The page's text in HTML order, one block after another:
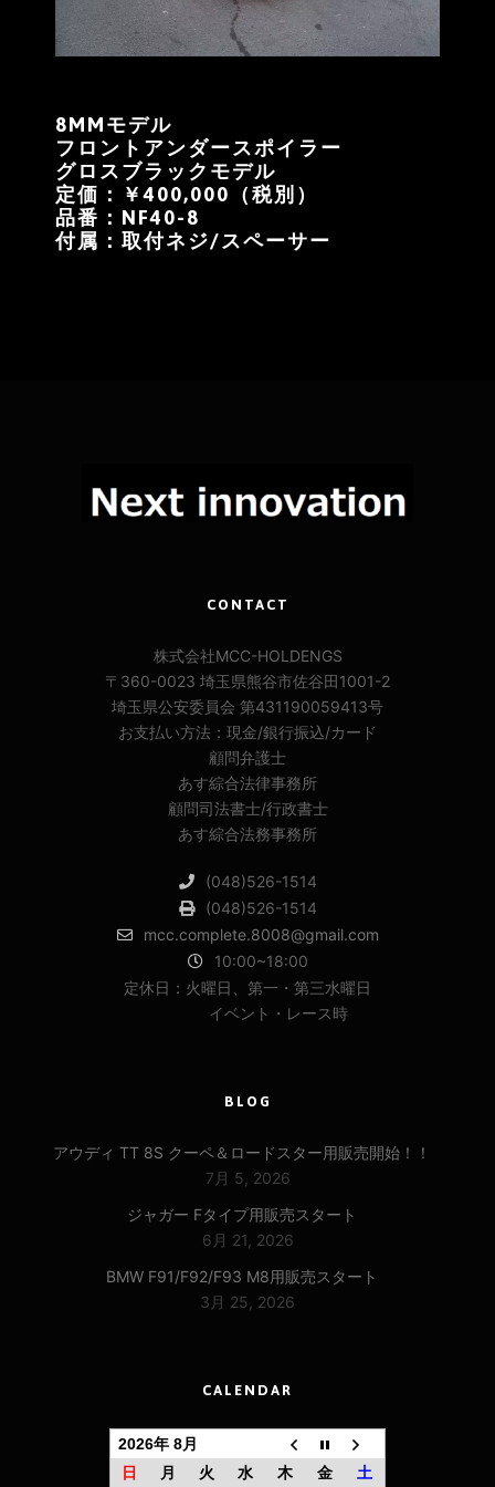
8MMモデル
フロントアンダースポイラー
グロスブラックモデル
定価：￥400,000（税別）
品番：NF40-8
付属：取付ネジ/スペーサー
CONTACT
株式会社MCC-HOLDENGS
〒360-0023 埼玉県熊谷市佐谷田1001-2
埼玉県公安委員会 第431190059413号
お支払い方法：現金/銀行振込/カード
顧問弁護士
あす綜合法律事務所
顧問司法書士/行政書士
あす綜合法務事務所
(048)526-1514
(048)526-1514
mcc.complete.8008@gmail.com
10:00~18:00
定休日：火曜日、第一・第三水曜日
イベント・レース時
BLOG
アウディ TT 8S クーペ＆ロードスター用販売開始！！
7月 5, 2026
ジャガー Fタイプ用販売スタート
6月 21, 2026
BMW F91/F92/F93 M8用販売スタート
3月 25, 2026
CALENDAR
2026年 8月
日
月 火 水 木 金 土